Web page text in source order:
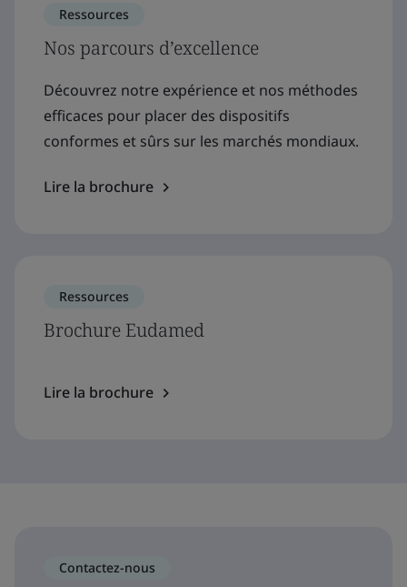
Ressources
Nos parcours d’excellence
Découvrez notre expérience et nos méthodes
efficaces pour placer des dispositifs
conformes et sûrs sur les marchés mondiaux.
Lire la brochure
Ressources
Brochure Eudamed
Lire la brochure
Contactez-nous